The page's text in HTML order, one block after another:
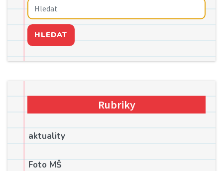
HLEDAT
Rubriky
aktuality
Foto MŠ